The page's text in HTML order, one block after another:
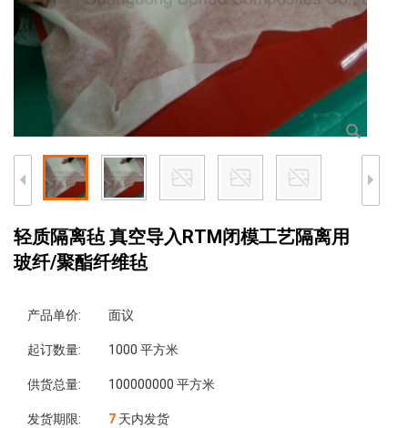
轻质隔离毡 真空导入RTM闭模工艺隔离用
玻纤/聚酯纤维毡
产品单价: 面议
起订数量: 1000 平方米
供货总量: 100000000 平方米
发货期限: 7 天内发货